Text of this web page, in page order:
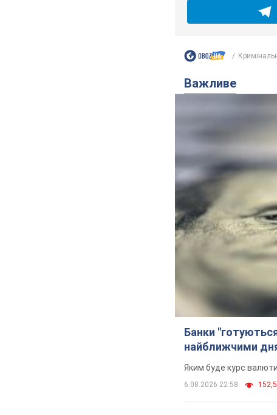
Важливе
Банки
найближчими
Яким буде курс
6.08.2026 22:58 152,5